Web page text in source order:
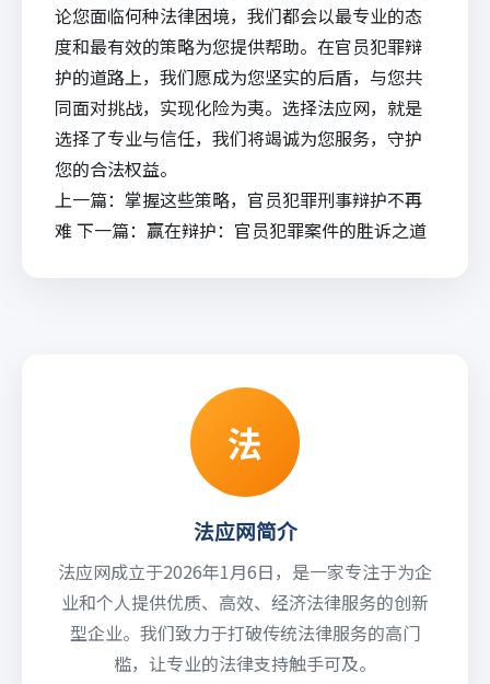
论您面临何种法律困境，我们都会以最专业的态
度和最有效的策略为您提供帮助。在官员犯罪辩
护的道路上，我们愿成为您坚实的后盾，与您共
同面对挑战，实现化险为夷。选择法应网，就是
选择了专业与信任，我们将竭诚为您服务，守护
您的合法权益。
上一篇： 掌握这些策略，官员犯罪刑事辩护不再
难下一篇： 赢在辩护：官员犯罪案件的胜诉之道
法
法应网简介
法应网成立于2026年1月6日，是一家专注于为企
业和个人提供优质、高效、经济法律服务的创新
型企业。我们致力于打破传统法律服务的高门
槛，让专业的法律支持触手可及。